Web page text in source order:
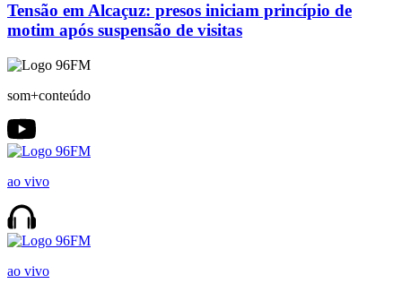
Tensão em Alcaçuz: presos iniciam princípio de
motim após suspensão de visitas
som+conteúdo
ao vivo
ao vivo